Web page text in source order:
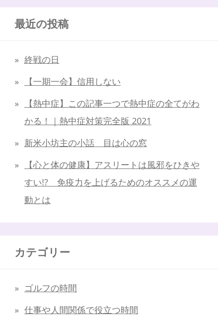
最近の投稿
終戦の日
【一期一会】信用しない
【熱中症】この記事一つで熱中症の全てがわ
かる！｜熱中症対策完全版 2021
新米小坊主の小話 目は心の窓
【心と体の健康】アスリートは風邪をひきや
すい!? 免疫力を上げるためのオススメの運
動とは
カテゴリー
ゴルフの時間
仕事や人間関係で役立つ時間